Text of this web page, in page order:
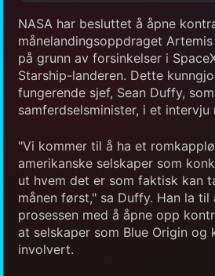
NASA har besluttet å åpne
månelandingsoppdraget
på grunn av forsinkelser i
Starship-landeren. Dette
fungerende sjef, Sean Duffy,
samferdselsminister, i et intervju
"Vi kommer til å ha et
amerikanske selskaper som
ut hvem det er som faktisk kan
månen først," sa Duffy. Han la til
prosessen med å åpne opp
at selskaper som Blue Origin og
involvert.